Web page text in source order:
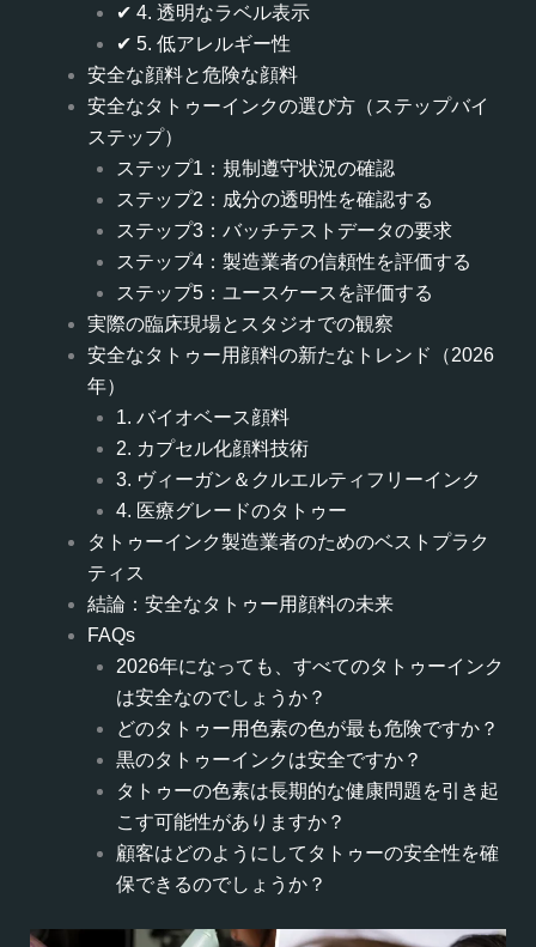
✔ 4. 透明なラベル表示
✔ 5. 低アレルギー性
安全な顔料と危険な顔料
安全なタトゥーインクの選び方（ステップバイ
ステップ）
ステップ1：規制遵守状況の確認
ステップ2：成分の透明性を確認する
ステップ3：バッチテストデータの要求
ステップ4：製造業者の信頼性を評価する
ステップ5：ユースケースを評価する
実際の臨床現場とスタジオでの観察
安全なタトゥー用顔料の新たなトレンド（2026
年）
1. バイオベース顔料
2. カプセル化顔料技術
3. ヴィーガン＆クルエルティフリーインク
4. 医療グレードのタトゥー
タトゥーインク製造業者のためのベストプラク
ティス
結論：安全なタトゥー用顔料の未来
FAQs
2026年になっても、すべてのタトゥーインク
は安全なのでしょうか？
どのタトゥー用色素の色が最も危険ですか？
黒のタトゥーインクは安全ですか？
タトゥーの色素は長期的な健康問題を引き起
こす可能性がありますか？
顧客はどのようにしてタトゥーの安全性を確
保できるのでしょうか？